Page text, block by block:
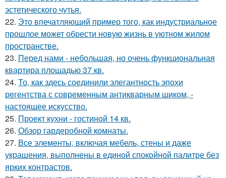
эстетического чутья.
22. Это впечатляющий пример того, как индустриальное
прошлое может обрести новую жизнь в уютном жилом
пространстве.
23. Перед нами - небольшая, но очень функциональная
квартира площадью 37 кв.
24. То, как здесь соединили элегантность эпохи
регентства с современным антикварным шиком, -
настоящее искусство.
25. Проект кухни - гостиной 14 кв.
26. Обзор гардеробной комнаты.
27. Все элементы, включая мебель, стены и даже
украшения, выполнены в единой спокойной палитре без
ярких контрастов.